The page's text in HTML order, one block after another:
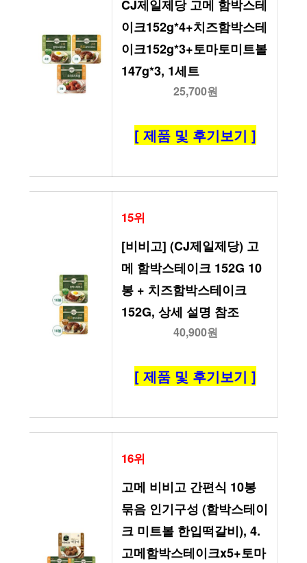
CJ제일제당 고메 함박스테
이크152g*4+치즈함박스테
이크152g*3+토마토미트볼
147g*3, 1세트
25,700원
[ 제품 및 후기보기 ]
15위
[비비고] (CJ제일제당) 고
메 함박스테이크 152G 10
봉 + 치즈함박스테이크
152G, 상세 설명 참조
40,900원
[ 제품 및 후기보기 ]
16위
고메 비비고 간편식 10봉
묶음 인기구성 (함박스테이
크 미트볼 한입떡갈비), 4.
고메함박스테이크x5+토마